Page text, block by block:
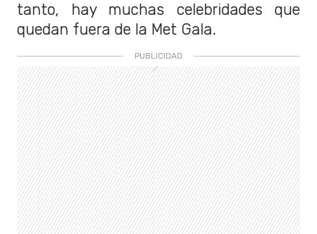
tanto, hay muchas celebridades que
quedan fuera de la Met Gala.